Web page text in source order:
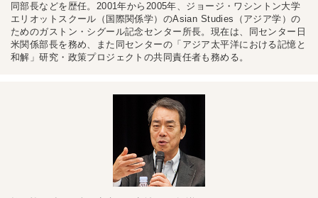
同部長などを歴任。2001年から2005年、ジョージ・ワシントン大学
エリオットスクール（国際関係学）のAsian Studies（アジア学）の
ためのガストン・シグール記念センター所長。現在は、同センター日
米関係部長を務め、また同センターの「アジア太平洋における記憶と
和解」研究・政策プロジェクトの共同責任者も務める。